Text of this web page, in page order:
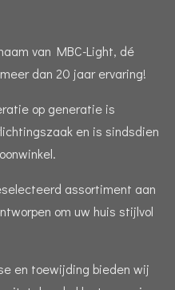
van MBC-Light, dé
dan 20 jaar ervaring!
op generatie is
en is sindsdien
assortiment aan
om uw huis stijlvol
en toewijding bieden wij